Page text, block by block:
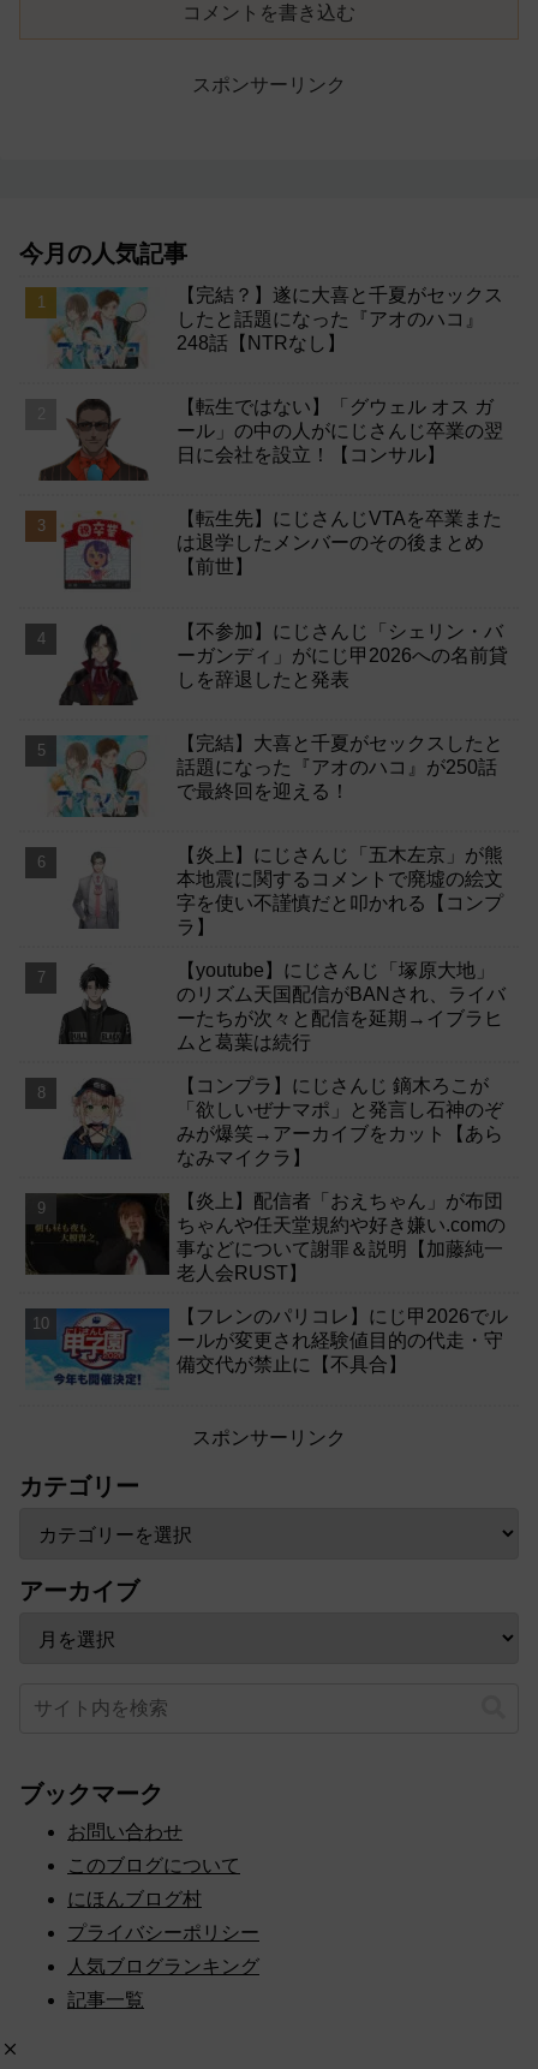
コメントを書き込む
スポンサーリンク
今月の人気記事
【完結？】遂に大喜と千夏がセックス
したと話題になった『アオのハコ』
248話【NTRなし】
【転生ではない】「グウェル オス ガ
ール」の中の人がにじさんじ卒業の翌
日に会社を設立！【コンサル】
【転生先】にじさんじVTAを卒業また
は退学したメンバーのその後まとめ
【前世】
【不参加】にじさんじ「シェリン・バ
ーガンディ」がにじ甲2026への名前貸
しを辞退したと発表
【完結】大喜と千夏がセックスしたと
話題になった『アオのハコ』が250話
で最終回を迎える！
【炎上】にじさんじ「五木左京」が熊
本地震に関するコメントで廃墟の絵文
字を使い不謹慎だと叩かれる【コンプ
ラ】
【youtube】にじさんじ「塚原大地」
のリズム天国配信がBANされ、ライバ
ーたちが次々と配信を延期→イブラヒ
ムと葛葉は続行
【コンプラ】にじさんじ 鏑木ろこが
「欲しいぜナマポ」と発言し石神のぞ
みが爆笑→アーカイブをカット【あら
なみマイクラ】
【炎上】配信者「おえちゃん」が布団
ちゃんや任天堂規約や好き嫌い.comの
事などについて謝罪＆説明【加藤純一
老人会RUST】
【フレンのパリコレ】にじ甲2026でル
ールが変更され経験値目的の代走・守
備交代が禁止に【不具合】
スポンサーリンク
カテゴリー
アーカイブ
ブックマーク
お問い合わせ
このブログについて
にほんブログ村
プライバシーポリシー
人気ブログランキング
記事一覧